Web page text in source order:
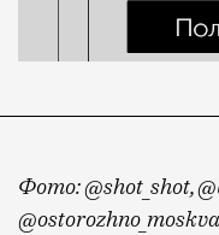
Фото: @shot_shot,
@ostorozhno_moskva